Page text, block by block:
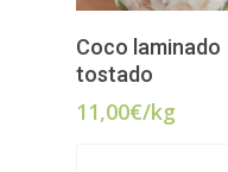
LER MAIS
Coco laminado
tostado
11,00€/kg